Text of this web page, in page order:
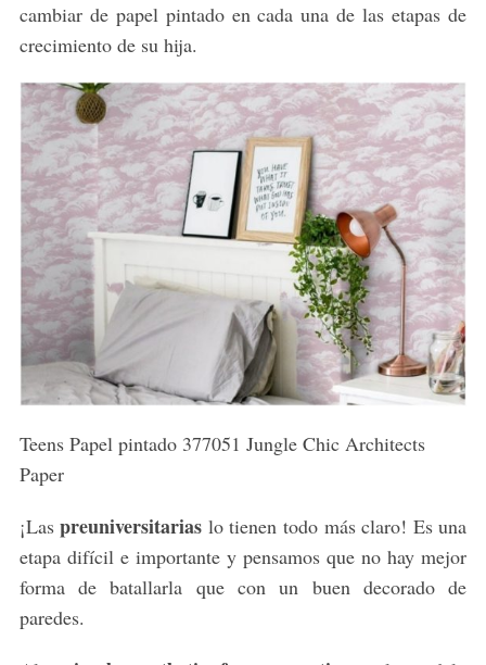
cambiar de papel pintado en cada una de las etapas de
crecimiento de su hija.
Teens Papel pintado 377051 Jungle Chic Architects
Paper
¡Laspreuniversitarias lo tienen todo más claro! Es una
etapa difícil e importante y pensamos que no hay mejor
forma de batallarla que con un buen decorado de
paredes.